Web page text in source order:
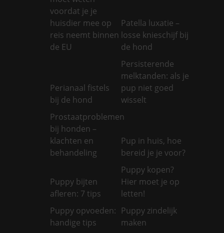
voordat je je
huisdier mee op
reis neemt binnen
de EU
Patella luxatie –
losse knieschijf bij
de hond
Perianaal fistels
bij de hond
Persisterende
melktanden: als je
pup niet goed
wisselt
Prostaatproblemen
bij honden –
klachten en
behandeling
Pup in huis, hoe
bereid je je voor?
Puppy bijten
afleren: 7 tips
Puppy kopen?
Hier moet je op
letten!
Puppy opvoeden:
handige tips
Puppy zindelijk
maken